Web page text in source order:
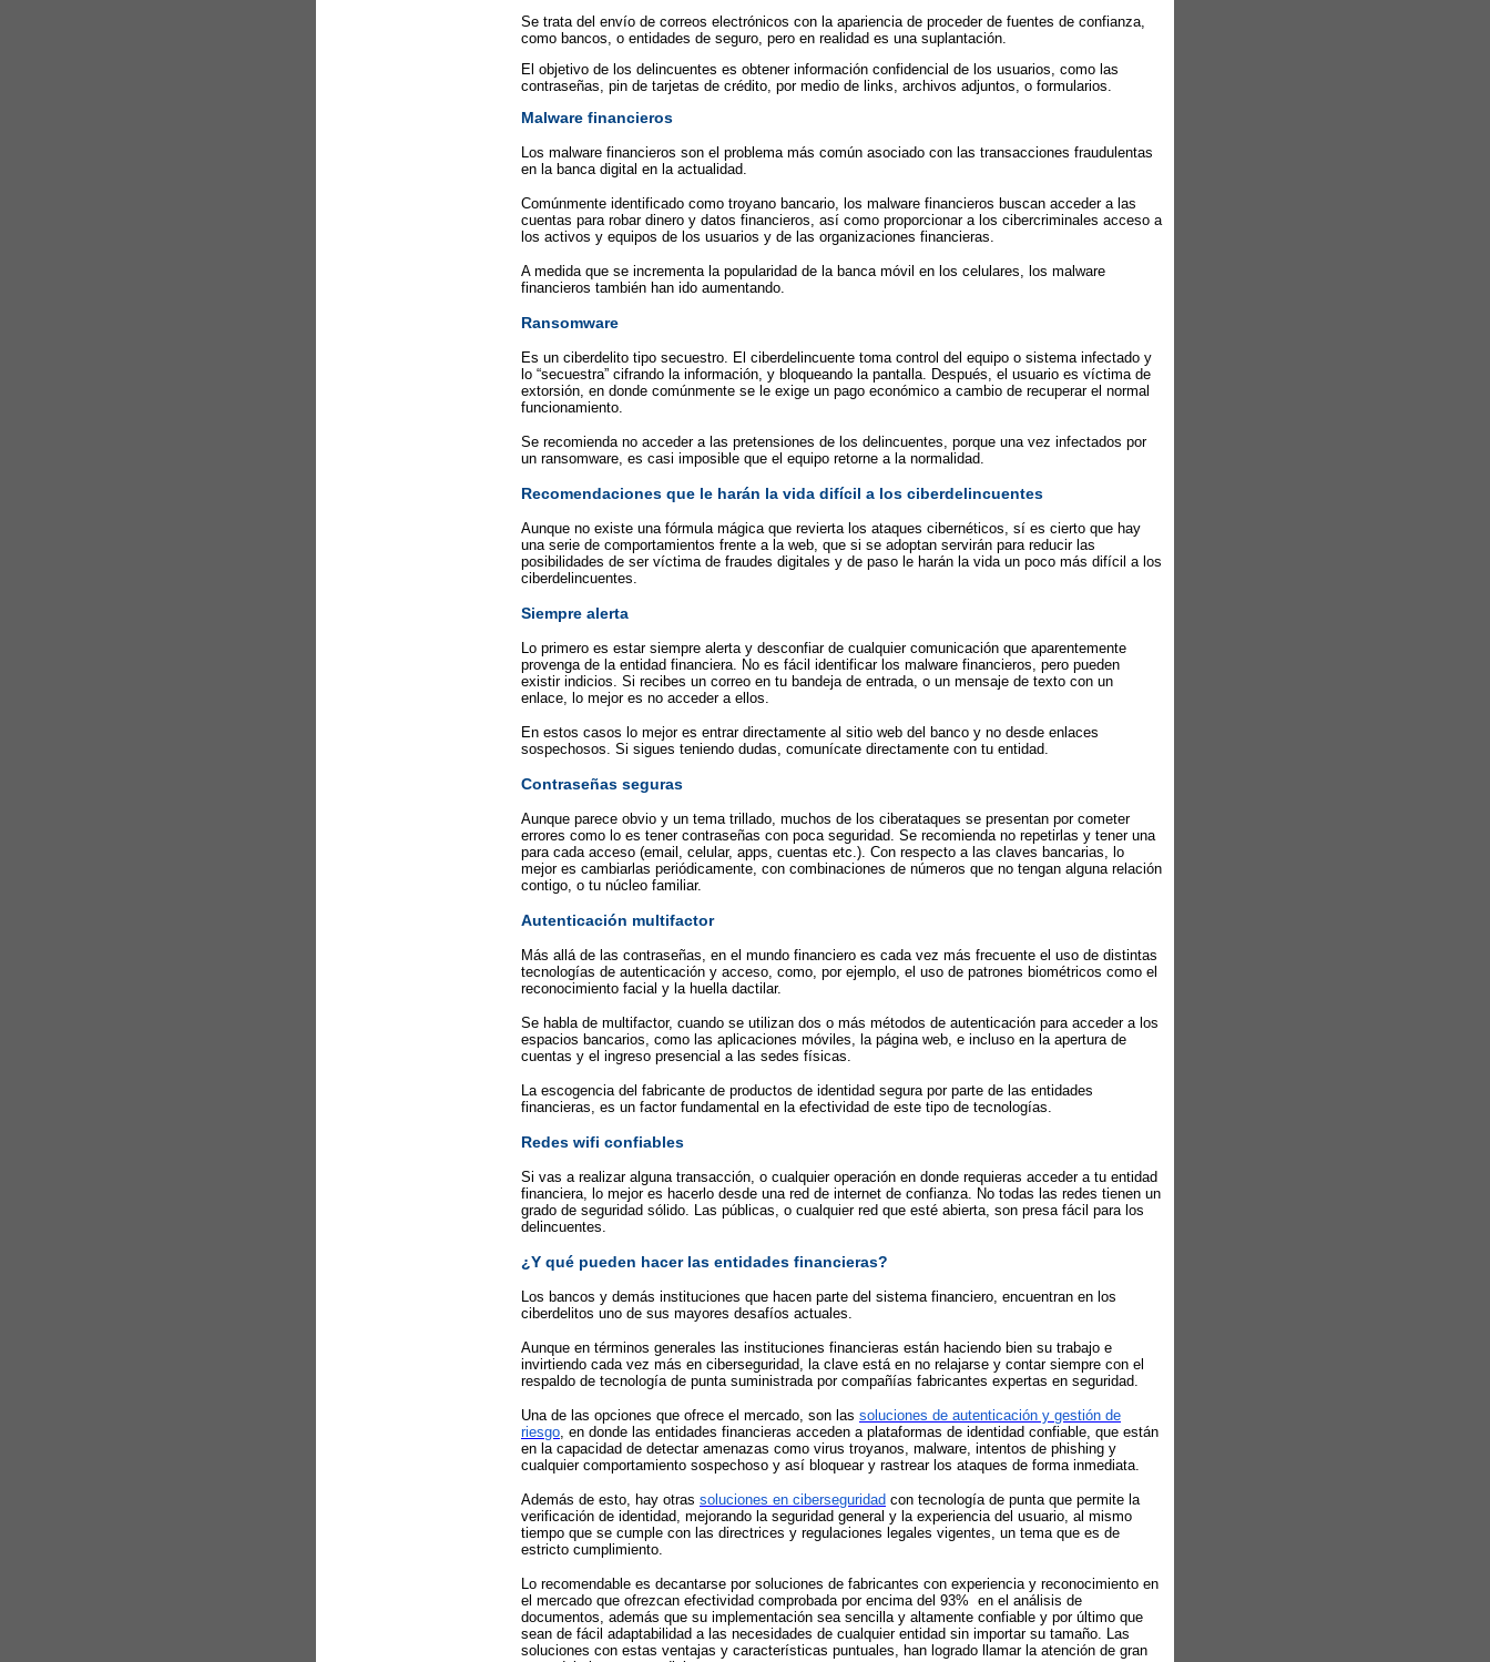
Se trata del envío de correos electrónicos con la apariencia de proceder de fuentes de confianza,
como bancos, o entidades de seguro, pero en realidad es una suplantación.
El objetivo de los delincuentes es obtener información confidencial de los usuarios, como las
contraseñas, pin de tarjetas de crédito, por medio de links, archivos adjuntos, o formularios.
Malware financieros
Los malware financieros son el problema más común asociado con las transacciones fraudulentas
en la banca digital en la actualidad.
Comúnmente identificado como troyano bancario, los malware financieros buscan acceder a las
cuentas para robar dinero y datos financieros, así como proporcionar a los cibercriminales acceso a
los activos y equipos de los usuarios y de las organizaciones financieras.
A medida que se incrementa la popularidad de la banca móvil en los celulares, los malware
financieros también han ido aumentando.
Ransomware
Es un ciberdelito tipo secuestro. El ciberdelincuente toma control del equipo o sistema infectado y
lo “secuestra” cifrando la información, y bloqueando la pantalla. Después, el usuario es víctima de
extorsión, en donde comúnmente se le exige un pago económico a cambio de recuperar el normal
funcionamiento.
Se recomienda no acceder a las pretensiones de los delincuentes, porque una vez infectados por
un ransomware, es casi imposible que el equipo retorne a la normalidad.
Recomendaciones que le harán la vida difícil a los ciberdelincuentes
Aunque no existe una fórmula mágica que revierta los ataques cibernéticos, sí es cierto que hay
una serie de comportamientos frente a la web, que si se adoptan servirán para reducir las
posibilidades de ser víctima de fraudes digitales y de paso le harán la vida un poco más difícil a los
ciberdelincuentes.
Siempre alerta
Lo primero es estar siempre alerta y desconfiar de cualquier comunicación que aparentemente
provenga de la entidad financiera. No es fácil identificar los malware financieros, pero pueden
existir indicios. Si recibes un correo en tu bandeja de entrada, o un mensaje de texto con un
enlace, lo mejor es no acceder a ellos.
En estos casos lo mejor es entrar directamente al sitio web del banco y no desde enlaces
sospechosos. Si sigues teniendo dudas, comunícate directamente con tu entidad.
Contraseñas seguras
Aunque parece obvio y un tema trillado, muchos de los ciberataques se presentan por cometer
errores como lo es tener contraseñas con poca seguridad. Se recomienda no repetirlas y tener una
para cada acceso (email, celular, apps, cuentas etc.). Con respecto a las claves bancarias, lo
mejor es cambiarlas periódicamente, con combinaciones de números que no tengan alguna relación
contigo, o tu núcleo familiar.
Autenticación multifactor
Más allá de las contraseñas, en el mundo financiero es cada vez más frecuente el uso de distintas
tecnologías de autenticación y acceso, como, por ejemplo, el uso de patrones biométricos como el
reconocimiento facial y la huella dactilar.
Se habla de multifactor, cuando se utilizan dos o más métodos de autenticación para acceder a los
espacios bancarios, como las aplicaciones móviles, la página web, e incluso en la apertura de
cuentas y el ingreso presencial a las sedes físicas.
La escogencia del fabricante de productos de identidad segura por parte de las entidades
financieras, es un factor fundamental en la efectividad de este tipo de tecnologías.
Redes wifi confiables
Si vas a realizar alguna transacción, o cualquier operación en donde requieras acceder a tu entidad
financiera, lo mejor es hacerlo desde una red de internet de confianza. No todas las redes tienen un
grado de seguridad sólido. Las públicas, o cualquier red que esté abierta, son presa fácil para los
delincuentes.
¿Y qué pueden hacer las entidades financieras?
Los bancos y demás instituciones que hacen parte del sistema financiero, encuentran en los
ciberdelitos uno de sus mayores desafíos actuales.
Aunque en términos generales las instituciones financieras están haciendo bien su trabajo e
invirtiendo cada vez más en ciberseguridad, la clave está en no relajarse y contar siempre con el
respaldo de tecnología de punta suministrada por compañías fabricantes expertas en seguridad.
Una de las opciones que ofrece el mercado, son las soluciones de autenticación y gestión de
riesgo, en donde las entidades financieras acceden a plataformas de identidad confiable, que están
en la capacidad de detectar amenazas como virus troyanos, malware, intentos de phishing y
cualquier comportamiento sospechoso y así bloquear y rastrear los ataques de forma inmediata.
Además de esto, hay otras soluciones en ciberseguridad con tecnología de punta que permite la
verificación de identidad, mejorando la seguridad general y la experiencia del usuario, al mismo
tiempo que se cumple con las directrices y regulaciones legales vigentes, un tema que es de
estricto cumplimiento.
Lo recomendable es decantarse por soluciones de fabricantes con experiencia y reconocimiento en
el mercado que ofrezcan efectividad comprobada por encima del 93% en el análisis de
documentos, además que su implementación sea sencilla y altamente confiable y por último que
sean de fácil adaptabilidad a las necesidades de cualquier entidad sin importar su tamaño. Las
soluciones con estas ventajas y características puntuales, han logrado llamar la atención de gran